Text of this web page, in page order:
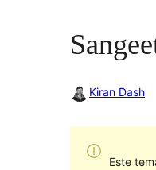
Kiran Dash
Este